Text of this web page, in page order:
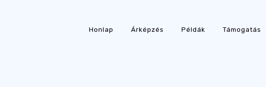
Honlap Árképzés Példák Támogatás